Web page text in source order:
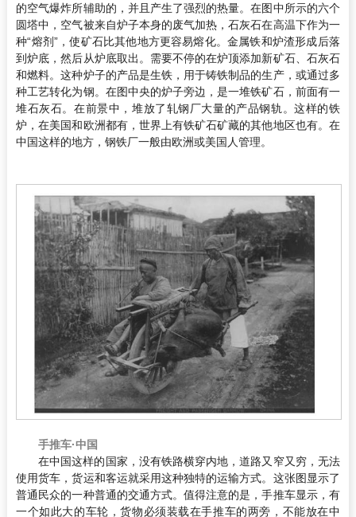
的空气爆炸所辅助的，并且产生了强烈的热量。在图中所示的六个
圆塔中，空气被来自炉子本身的废气加热，石灰石在高温下作为一
种“熔剂”，使矿石比其他地方更容易熔化。金属铁和炉渣形成后落
到炉底，然后从炉底取出。需要不停的在炉顶添加新矿石、石灰石
和燃料。这种炉子的产品是生铁，用于铸铁制品的生产，或通过多
种工艺转化为钢。在图中央的炉子旁边，是一堆铁矿石，前面有一
堆石灰石。在前景中，堆放了轧钢厂大量的产品钢轨。这样的铁
炉，在美国和欧洲都有，世界上有铁矿石矿藏的其他地区也有。在
中国这样的地方，钢铁厂一般由欧洲或美国人管理。
手推车·中国
在中国这样的国家，没有铁路横穿内地，道路又窄又穷，无法
使用货车，货运和客运就采用这种独特的运输方式。这张图显示了
普通民众的一种普通的交通方式。值得注意的是，手推车显示，有
一个如此大的车轮，货物必须装载在手推车的两旁，不能放在中